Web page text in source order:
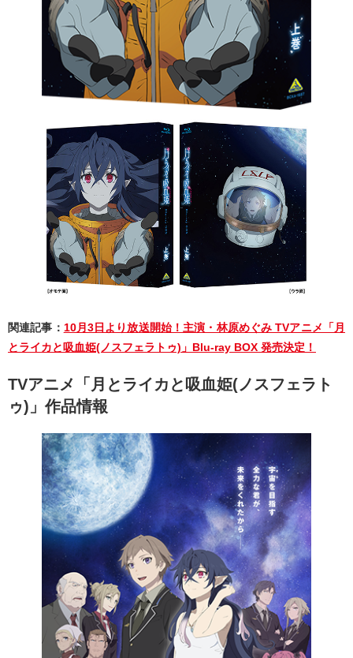
関連記事： 10月3日より放送開始！主演・林原めぐみ TVアニメ「月
とライカと吸血姫(ノスフェラトゥ)」Blu-ray BOX 発売決定！
TVアニメ「月とライカと吸血姫(ノスフェラト
ゥ)」作品情報